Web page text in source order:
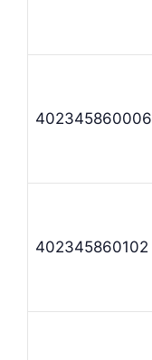
402345860006
402345860102